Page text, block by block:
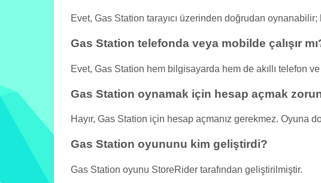
Evet, Gas Station tarayıcı üzerinden doğrudan
Gas Station telefonda veya mobilde çalışır
Evet, Gas Station hem bilgisayarda hem de akıllı telefon
Gas Station oynamak için hesap açmak
Hayır, Gas Station için hesap açmanız gerekmez.
Gas Station oyununu kim geliştirdi?
Gas Station oyunu StoreRider tarafından geliştirilmiştir.